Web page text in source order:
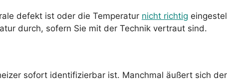
defekt ist oder die Temperatur nicht richtig
durch, sofern Sie mit der Technik vertraut sind.
sofort identifizierbar ist. Manchmal äußert sich